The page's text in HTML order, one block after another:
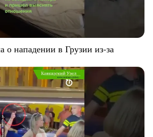
о нападении в Грузии из-за